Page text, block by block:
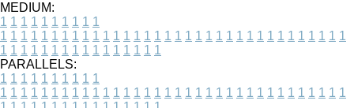
MEDIUM:
1 1 1 1 1 1 1 1 1 1
1 1 1 1 1 1 1 1 1 1 1 1 1 1 1 1 1 1 1 1 1 1 1 1 1 1 1 1 1 1 1 1 1 1
1 1 1 1 1 1 1 1 1 1 1 1 1 1 1 1
PARALLELS:
1 1 1 1 1 1 1 1 1 1
1 1 1 1 1 1 1 1 1 1 1 1 1 1 1 1 1 1 1 1 1 1 1 1 1 1 1 1 1 1 1 1 1 1